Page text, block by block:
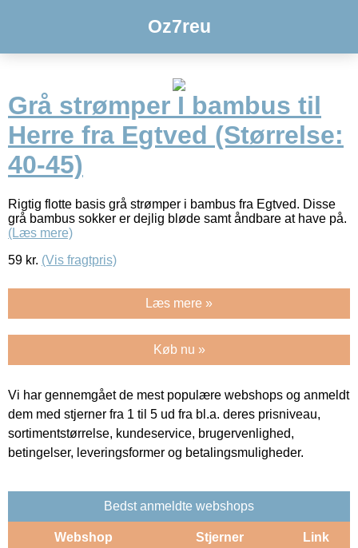
Oz7reu
Grå strømper I bambus til
Herre fra Egtved (Størrelse:
40-45)
Rigtig flotte basis grå strømper i bambus fra Egtved. Disse
grå bambus sokker er dejlig bløde samt åndbare at have på.
(Læs mere)
59 kr. (Vis fragtpris)
Læs mere »
Køb nu »
Vi har gennemgået de mest populære webshops og anmeldt
dem med stjerner fra 1 til 5 ud fra bl.a. deres prisniveau,
sortimentstørrelse, kundeservice, brugervenlighed,
betingelser, leveringsformer og betalingsmuligheder.
Bedst anmeldte webshops
Webshop Stjerner Link